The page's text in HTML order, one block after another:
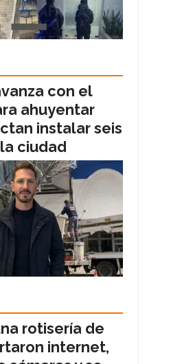
con el
ahuyentar
instalar seis
ciudad
rotisería de
internet,